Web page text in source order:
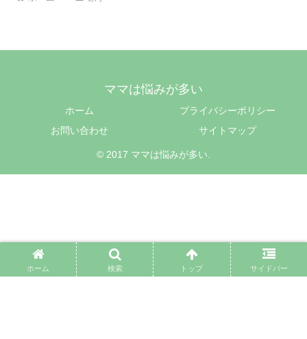
ママは悩みが多い
ホーム
プライバシーポリシー
お問い合わせ
サイトマップ
© 2017 ママは悩みが多い.
ホーム 検索 トップ サイドバー